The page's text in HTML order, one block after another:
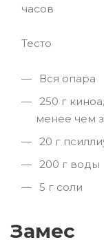
часов
Тесто
Вся опара
250 г
менее чем
20 г
200 г воды
5 г соли
Замес